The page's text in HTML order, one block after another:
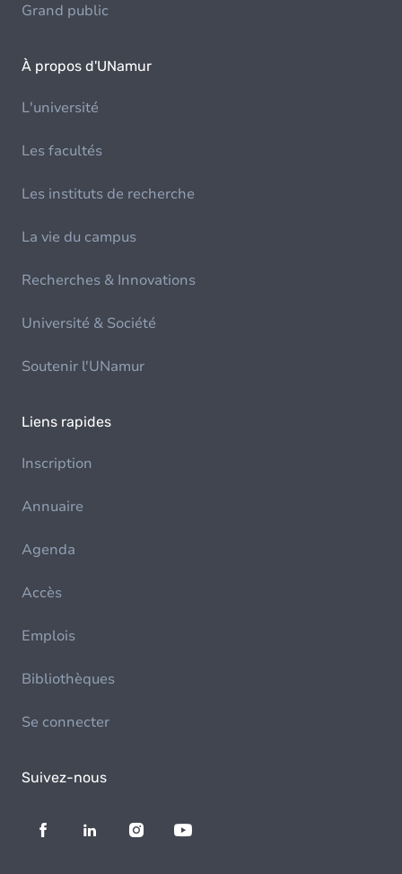
Grand public
À propos d'UNamur
L'université
Les facultés
Les instituts de recherche
La vie du campus
Recherches & Innovations
Université & Société
Soutenir l'UNamur
Liens rapides
Inscription
Annuaire
Agenda
Accès
Emplois
Bibliothèques
Se connecter
Suivez-nous